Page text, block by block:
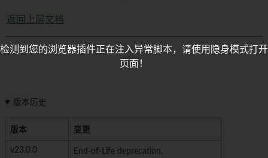
返回上层文档
版本历史
版本 变更
v23.0.0 End-of-Life deprecation.
检测到您的浏览器插件正在注入异常脚本，请使用隐身模式打开
页面！